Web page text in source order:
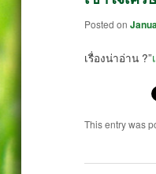
Posted on
เรื่องน่าอ่าน ?”
This entry was